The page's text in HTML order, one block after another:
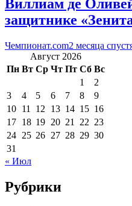
Виллиам де
защитнике
Чемпионат.com2 месяца
Август 2026
Пн Вт Ср Чт Пт Сб Вс
1
2
3
4 5 6 7 8
9
10 11 12 13 14 15 16
17 18 19 20 21 22 23
24 25 26 27 28 29 30
31
« Июл
Рубрики